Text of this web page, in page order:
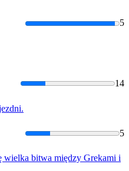
5
14
5
wielka bitwa między Grekami i